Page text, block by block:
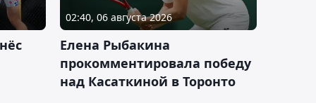
02:40, 06 августа 2026
Елена Рыбакина
прокомментировала победу
над Касаткиной в Торонто